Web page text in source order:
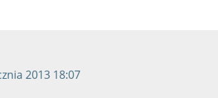
2013 18:07